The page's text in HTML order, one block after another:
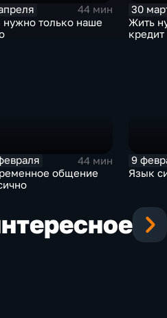
44 мин
нужно только наше
30
Жить
кредит
44 мин
общение
9
Язык